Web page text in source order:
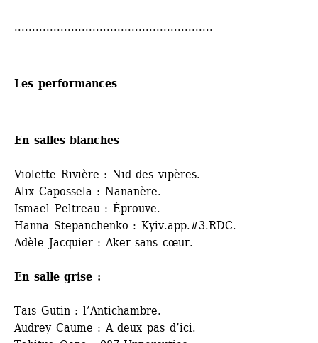
........................................................
Les performances
En salles blanches
Violette Rivière : Nid des vipères.
Alix Capossela : Nananère.
Ismaël Peltreau : Éprouve.
Hanna Stepanchenko : Kyiv.app.#3.RDC.
Adèle Jacquier : Aker sans cœur.
En salle grise :
Taïs Gutin : l’Antichambre.
Audrey Caume : A deux pas d’ici.